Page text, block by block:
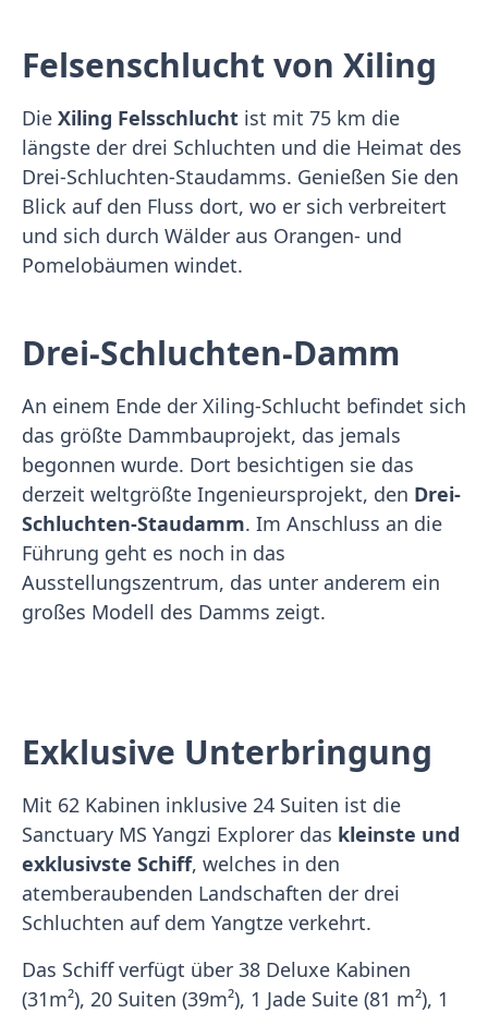
Felsenschlucht von Xiling
Die Xiling Felsschlucht ist mit 75 km die
längste der drei Schluchten und die Heimat des
Drei-Schluchten-Staudamms. Genießen Sie den
Blick auf den Fluss dort, wo er sich verbreitert
und sich durch Wälder aus Orangen- und
Pomelobäumen windet.
Drei-Schluchten-Damm
An einem Ende der Xiling-Schlucht befindet sich
das größte Dammbauprojekt, das jemals
begonnen wurde. Dort besichtigen sie das
derzeit weltgrößte Ingenieursprojekt, den Drei-
Schluchten-Staudamm. Im Anschluss an die
Führung geht es noch in das
Ausstellungszentrum, das unter anderem ein
großes Modell des Damms zeigt.
Exklusive Unterbringung
Mit 62 Kabinen inklusive 24 Suiten ist die
Sanctuary MS Yangzi Explorer das kleinste und
exklusivste Schiff, welches in den
atemberaubenden Landschaften der drei
Schluchten auf dem Yangtze verkehrt.
Das Schiff verfügt über 38 Deluxe Kabinen
(31m²), 20 Suiten (39m²), 1 Jade Suite (81 m²), 1